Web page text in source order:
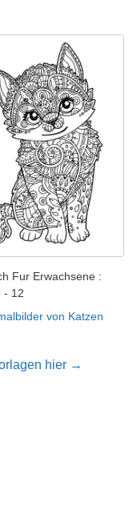
Fur Erwachsene :
- 12
von Katzen
hier →